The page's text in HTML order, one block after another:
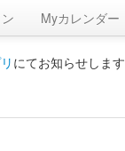
Myカレンダー
にてお知らせします